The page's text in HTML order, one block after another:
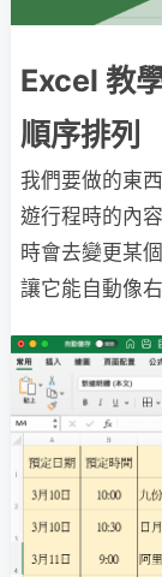
Excel 教
順序排列
我們要做的東
遊行程時的內
時會去變更某
讓它能自動像